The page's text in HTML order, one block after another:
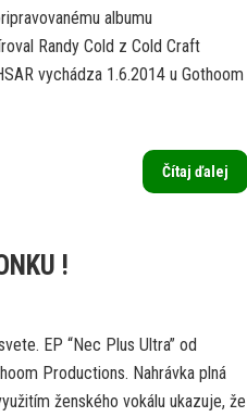
albumu
Randy Cold z Cold Craft
vychádza 1.6.2014 u Gothoom
Čítaj ďalej
!
EP “Nec Plus Ultra” od
Productions. Nahrávka plná
ženského vokálu ukazuje, že